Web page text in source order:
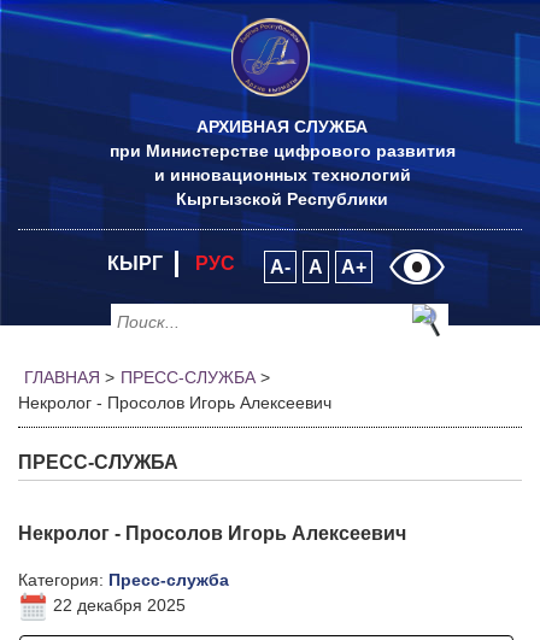
АРХИВНАЯ СЛУЖБА
при Министерстве цифрового развития
и инновационных технологий
Кыргызской Республики
КЫРГ РУС A- A A+
ГЛАВНАЯ > ПРЕСС-СЛУЖБА >
Некролог - Просолов Игорь Алексеевич
ПРЕСС-СЛУЖБА
Некролог - Просолов Игорь Алексеевич
Категория: Пресс-служба
22 декабря 2025